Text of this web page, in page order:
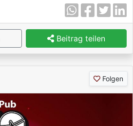
Beitrag teilen
Folgen